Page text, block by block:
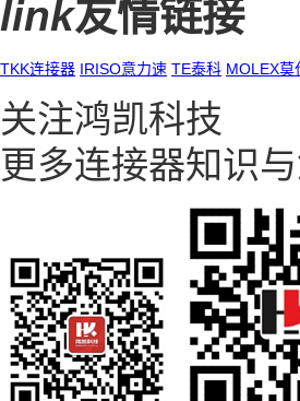
link友情链接
TKK连接器 IRISO意力速 TE泰科 MOLEX莫
关注鸿凯科技
更多连接器知识